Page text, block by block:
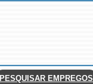
PESQUISAR EMPREGOS